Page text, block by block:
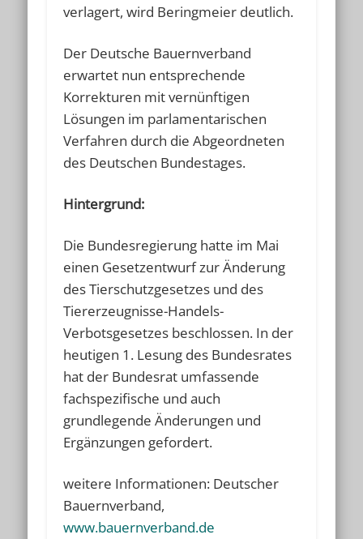
verlagert, wird Beringmeier deutlich.
Der Deutsche Bauernverband
erwartet nun entsprechende
Korrekturen mit vernünftigen
Lösungen im parlamentarischen
Verfahren durch die Abgeordneten
des Deutschen Bundestages.
Hintergrund:
Die Bundesregierung hatte im Mai
einen Gesetzentwurf zur Änderung
des Tierschutzgesetzes und des
Tiererzeugnisse-Handels-
Verbotsgesetzes beschlossen. In der
heutigen 1. Lesung des Bundesrates
hat der Bundesrat umfassende
fachspezifische und auch
grundlegende Änderungen und
Ergänzungen gefordert.
weitere Informationen: Deutscher
Bauernverband,
www.bauernverband.de